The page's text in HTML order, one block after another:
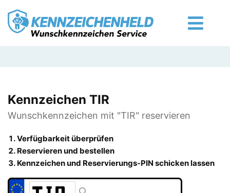
Kennzeichen TIR
Wunschkennzeichen mit "TIR" reservieren
Verfügbarkeit überprüfen
Reservieren und bestellen
Kennzeichen und Reservierungs-PIN schicken lassen